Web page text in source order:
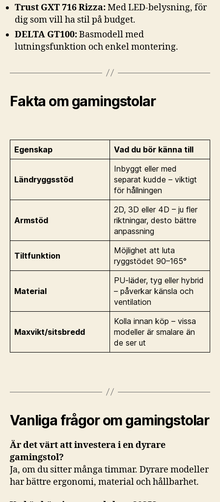
Trust GXT 716 Rizza:Med LED-belysning, för
dig som vill ha stil på budget.
DELTA GT100:Basmodell med
lutningsfunktion och enkel montering.
Fakta om gamingstolar
Egenskap Vad du bör känna till
Ländryggsstöd
Inbyggt eller med
separat kudde – viktigt
för hållningen
Armstöd
2D, 3D eller 4D – ju fler
riktningar, desto bättre
anpassning
Tiltfunktion
Möjlighet att luta
ryggstödet 90–165°
Material
PU-läder, tyg eller hybrid
– påverkar känsla och
ventilation
Maxvikt/sitsbredd
Kolla innan köp – vissa
modeller är smalare än
de ser ut
Vanliga frågor om gamingstolar
Är det värt att investera i en dyrare
gamingstol?
Ja, om du sitter många timmar. Dyrare modeller
har bättre ergonomi, material och hållbarhet.